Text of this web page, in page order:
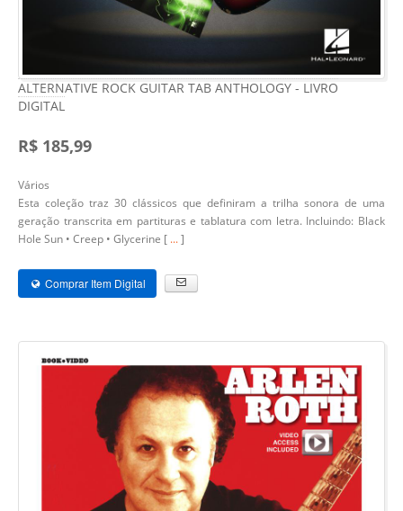
ALTERNATIVE ROCK GUITAR TAB ANTHOLOGY - LIVRO
DIGITAL
R$ 185,99
Vários
Esta coleção traz 30 clássicos que definiram a trilha sonora de uma
geração transcrita em partituras e tablatura com letra. Incluindo: Black
Hole Sun • Creep • Glycerine [ ...]
Comprar Item Digital